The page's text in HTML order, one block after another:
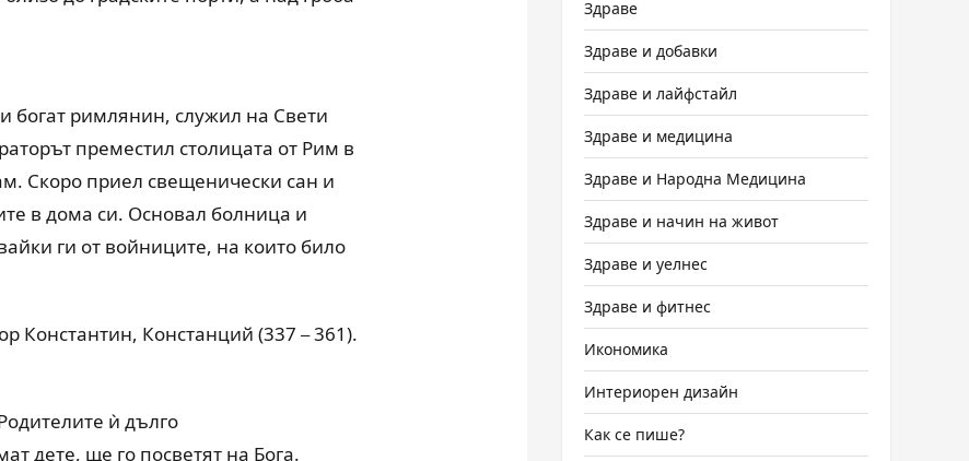
богат римлянин, служил на Свети
преместил столицата от Рим в
Скоро приел свещенически сан и
в дома си. Основал болница и
ги от войниците, на които било
Константин, Констанций (337 –361).
ѝ дълго
дете, ще го посветят на Бога.
Здраве
Здраве и добавки
Здраве и лайфстайл
Здраве и медицина
Здраве и Народна Медицина
Здраве и начин на живот
Здраве и уелнес
Здраве и фитнес
Икономика
Интериорен дизайн
Как се пише?